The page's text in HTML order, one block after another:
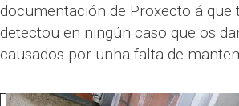
documentación de Proxecto á que
detectou en ningún caso que os
causados por unha falta de